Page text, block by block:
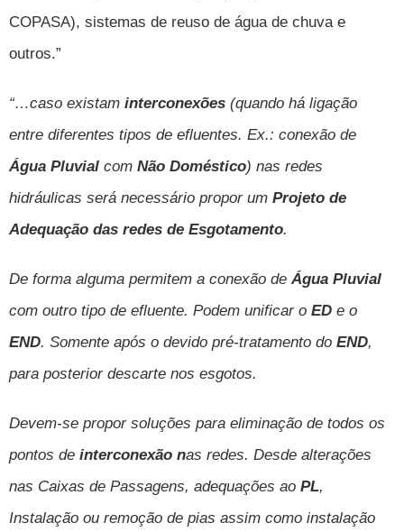
COPASA), sistemas de reuso de água de chuva e
outros.”
“…caso existam interconexões (quando há ligação
entre diferentes tipos de efluentes. Ex.: conexão de
Água Pluvial com Não Doméstico) nas redes
hidráulicas será necessário propor um Projeto de
Adequação das redes de Esgotamento.
De forma alguma permitem a conexão de Água Pluvial
com outro tipo de efluente. Podem unificar o ED e o
END. Somente após o devido pré-tratamento do END,
para posterior descarte nos esgotos.
Devem-se propor soluções para eliminação de todos os
pontos de interconexão nas redes. Desde alterações
nas Caixas de Passagens, adequações ao PL,
Instalação ou remoção de pias assim como instalação